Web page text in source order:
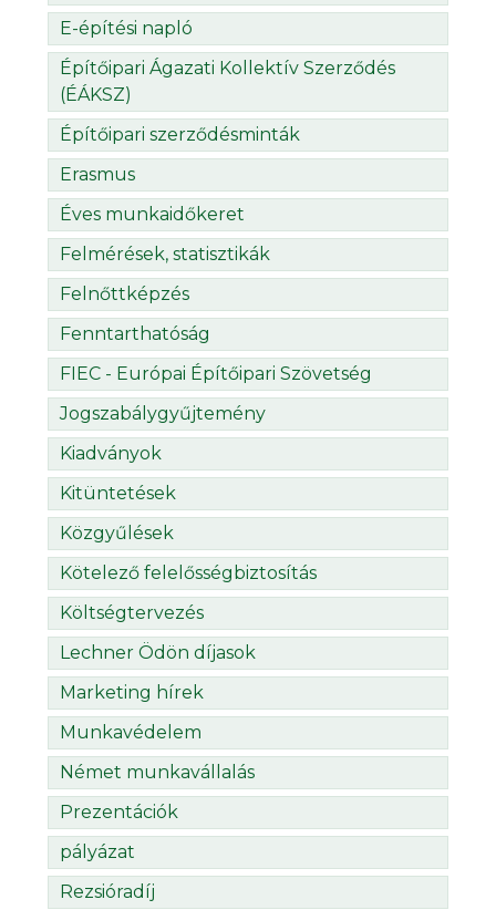
E-építési napló
Építőipari Ágazati Kollektív Szerződés
(ÉÁKSZ)
Építőipari szerződésminták
Erasmus
Éves munkaidőkeret
Felmérések, statisztikák
Felnőttképzés
Fenntarthatóság
FIEC - Európai Építőipari Szövetség
Jogszabálygyűjtemény
Kiadványok
Kitüntetések
Közgyűlések
Kötelező felelősségbiztosítás
Költségtervezés
Lechner Ödön díjasok
Marketing hírek
Munkavédelem
Német munkavállalás
Prezentációk
pályázat
Rezsióradíj